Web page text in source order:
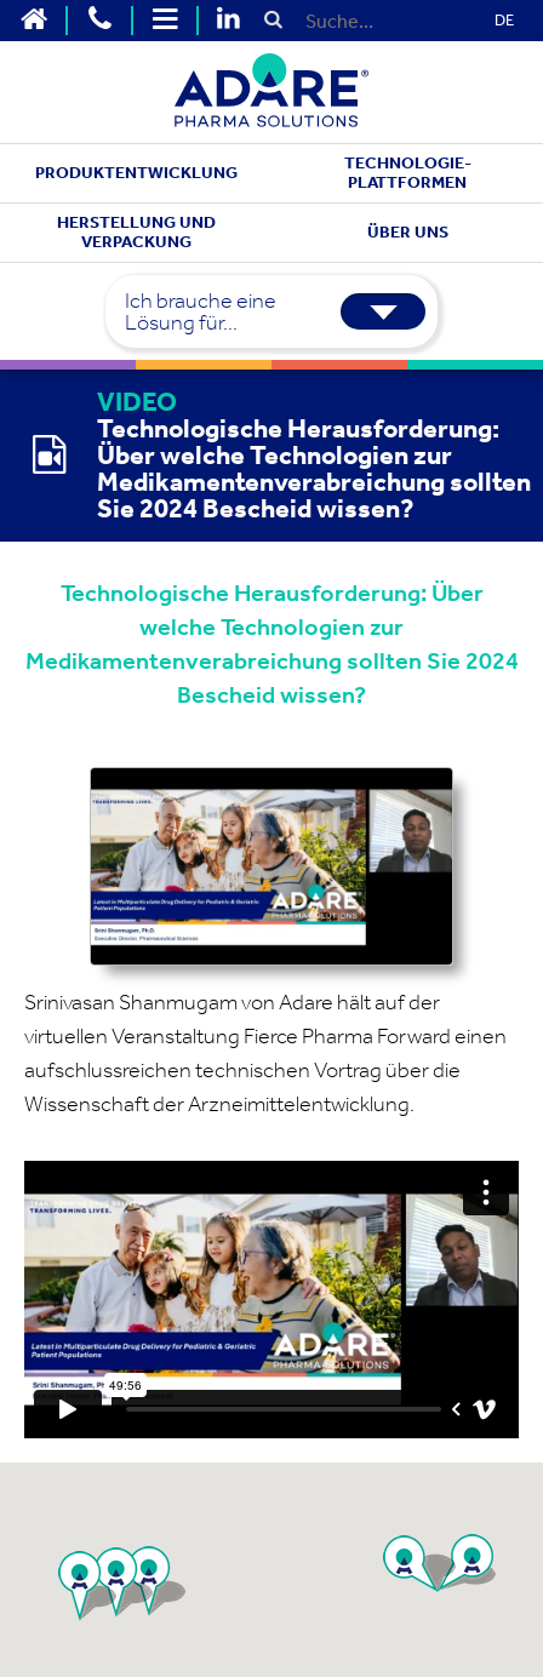
DE
PRODUKTENTWICKLUNG
TECHNOLOGIE-
PLATTFORMEN
HERSTELLUNG UND
VERPACKUNG
ÜBER UNS
Ich brauche eine
Lösung für...
VIDEO
Technologische Herausforderung:
Über welche Technologien zur
Medikamentenverabreichung sollten
Sie 2024 Bescheid wissen?
Technologische Herausforderung: Über
welche Technologien zur
Medikamentenverabreichung sollten Sie 2024
Bescheid wissen?
Srinivasan Shanmugam von Adare hält auf der
virtuellen Veranstaltung Fierce Pharma Forward einen
aufschlussreichen technischen Vortrag über die
Wissenschaft der Arzneimittelentwicklung.